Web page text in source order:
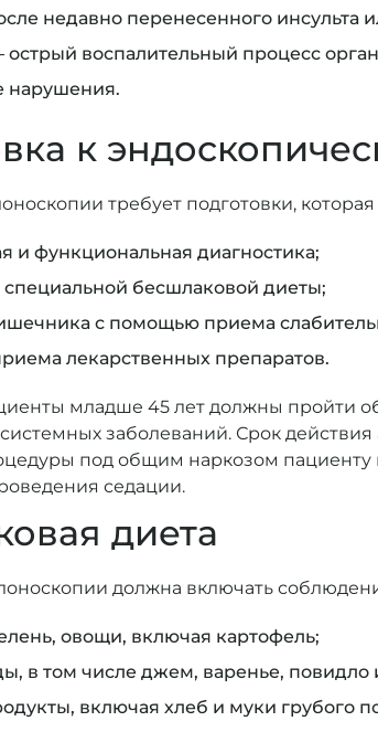
недавно перенесенного инсульта
острый воспалительный процесс
нарушения.
к
требует подготовки,
и функциональная диагностика;
бесшлаковой диеты;
с помощью приема
лекарственных препаратов.
младше 45 лет должны пройти
заболеваний. Срок
под общим наркозом пациенту
седации.
диета
должна включать
овощи, включая картофель;
в том числе джем, варенье, повидло
включая хлеб и муки грубого